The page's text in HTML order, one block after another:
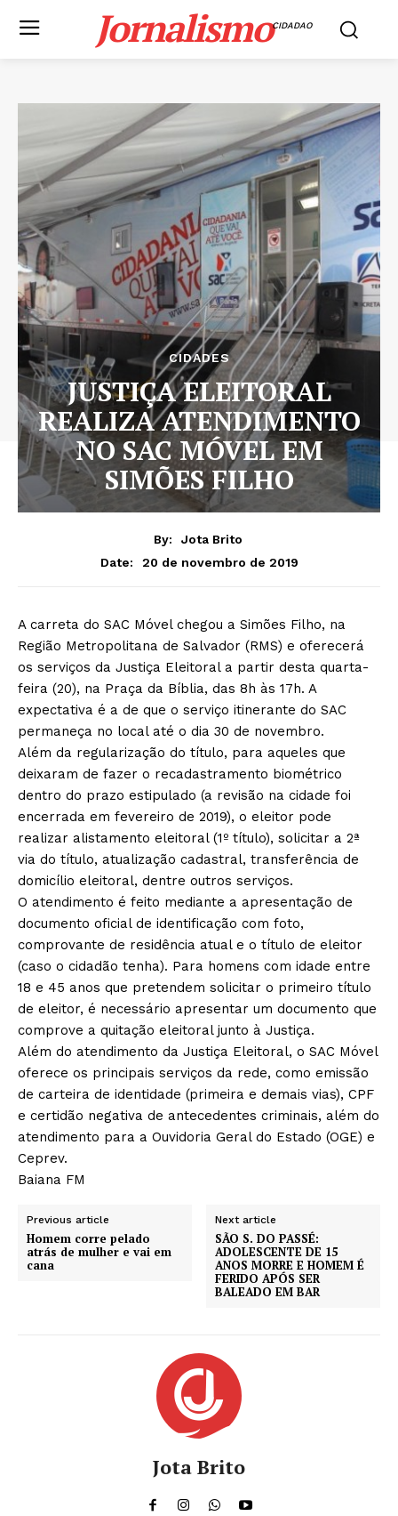
JornalismoCIDADAO
CIDADES
JUSTIÇA ELEITORAL
REALIZA ATENDIMENTO
NO SAC MÓVEL EM
SIMÕES FILHO
By:
Jota Brito
Date:
20 de novembro de 2019
A carreta do SAC Móvel chegou a Simões Filho, na
Região Metropolitana de Salvador (RMS) e oferecerá
os serviços da Justiça Eleitoral a partir desta quarta-
feira (20), na Praça da Bíblia, das 8h às 17h. A
expectativa é a de que o serviço itinerante do SAC
permaneça no local até o dia 30 de novembro.
Além da regularização do título, para aqueles que
deixaram de fazer o recadastramento biométrico
dentro do prazo estipulado (a revisão na cidade foi
encerrada em fevereiro de 2019), o eleitor pode
realizar alistamento eleitoral (1º título), solicitar a 2ª
via do título, atualização cadastral, transferência de
domicílio eleitoral, dentre outros serviços.
O atendimento é feito mediante a apresentação de
documento oficial de identificação com foto,
comprovante de residência atual e o título de eleitor
(caso o cidadão tenha). Para homens com idade entre
18 e 45 anos que pretendem solicitar o primeiro título
de eleitor, é necessário apresentar um documento que
comprove a quitação eleitoral junto à Justiça.
Além do atendimento da Justiça Eleitoral, o SAC Móvel
oferece os principais serviços da rede, como emissão
de carteira de identidade (primeira e demais vias), CPF
e certidão negativa de antecedentes criminais, além do
atendimento para a Ouvidoria Geral do Estado (OGE) e
Ceprev.
Baiana FM
Previous article
Homem corre pelado
atrás de mulher e vai em
cana
Next article
SÃO S. DO PASSÉ:
ADOLESCENTE DE 15
ANOS MORRE E HOMEM É
FERIDO APÓS SER
BALEADO EM BAR
Jota Brito